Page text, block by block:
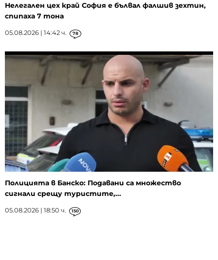
Нелегален цех край София е бълвал фалшив зехтин,
спипаха 7 тона
05.08.2026 | 14:42 ч. 78
Полицията в Банско: Подавани са множество
сигнали срещу туристите,...
05.08.2026 | 18:50 ч. 150